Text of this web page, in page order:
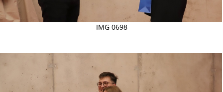
IMG 0698